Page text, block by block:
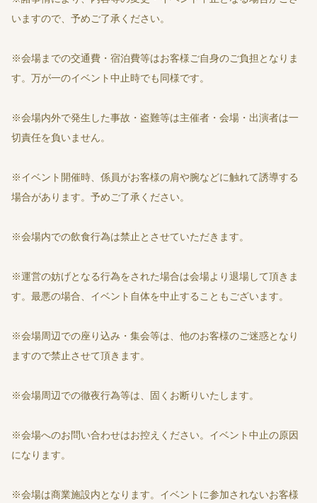
いますので、予めご了承ください。
※会場までの交通費・宿泊費等はお客様ご自身のご負担となりま
す。万が一のイベント中止時でも同様です。
※会場内外で発生した事故・盗難等は主催者・会場・出演者は一
切責任を負いません。
※イベント開催時、係員がお客様の肩や腕などに触れて誘導する
場合があります。予めご了承ください。
※会場内での飲食行為は禁止とさせていただきます。
※運営の妨げとなる行為をされた場合は会場より退場して頂きま
す。最悪の場合、イベント自体を中止することもございます。
※会場周辺での座り込み・集会等は、他のお客様のご迷惑となり
ますので禁止させて頂きます。
※会場周辺での徹夜行為等は、固くお断りいたします。
※会場へのお問い合わせはお控えください。イベント中止の原因
になります。
※会場は商業施設内となります。イベントに参加されないお客様